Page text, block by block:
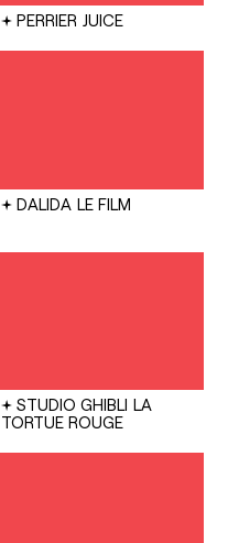
PERRIER JUICE
DALIDA LE FILM
STUDIO GHIBLI LA
TORTUE ROUGE